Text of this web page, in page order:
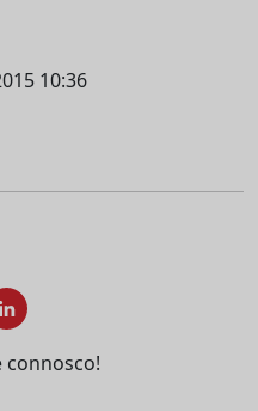
10:36
connosco!